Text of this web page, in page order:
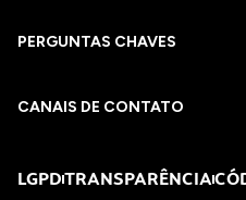
PERGUNTAS CHAVES​
CANAIS DE CONTATO
LGPDTRANSPARÊNCIA